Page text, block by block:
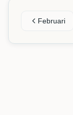
Februari